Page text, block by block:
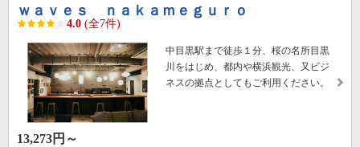
ｗａｖｅｓ ｎａｋａｍｅｇｕｒｏ
4.0 (全7件)
中目黒駅まで徒歩１分、桜の名所目黒
川をはじめ、都内や横浜観光、又ビジ
ネスの拠点としてもご利用ください。
13,273円～